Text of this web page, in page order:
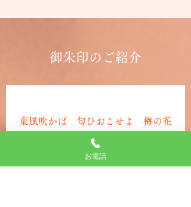
御朱印のご紹介
東風吹かば 匂ひおこせよ 梅の花
あるじなしとて 春な忘れそ
お電話